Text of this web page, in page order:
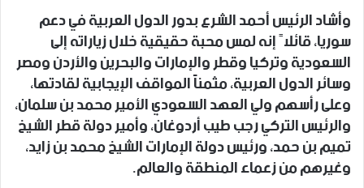
وأشاد الرئيس أحمد الشرع بدور الدول العربية في دعم
سوريا، قائلاً إنه لمس محبة حقيقية خلال زياراته إلى
السعودية وتركيا وقطر والإمارات والبحرين والأردن ومصر
وسائر الدول العربية، مثمناً المواقف الإيجابية لقادتها،
وعلى رأسهم ولي العهد السعودي الأمير محمد بن سلمان،
والرئيس التركي رجب طيب أردوغان، وأمير دولة قطر الشيخ
تميم بن حمد، ورئيس دولة الإمارات الشيخ محمد بن زايد،
وغيرهم من زعماء المنطقة والعالم.